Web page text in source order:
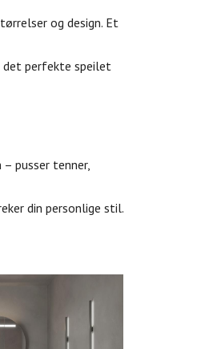
og design. Et
det perfekte speilet
pusser tenner,
din personlige stil.